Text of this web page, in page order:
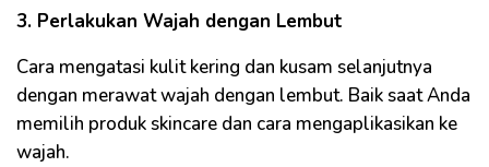
3. Perlakukan Wajah dengan Lembut
Cara mengatasi kulit kering dan kusam selanjutnya
dengan merawat wajah dengan lembut. Baik saat Anda
memilih produk skincare dan cara mengaplikasikan ke
wajah.